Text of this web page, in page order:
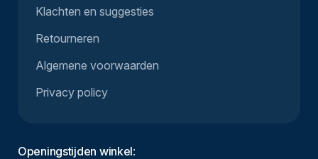
Klachten en suggesties
Retourneren
Algemene voorwaarden
Privacy policy
Openingstijden winkel: